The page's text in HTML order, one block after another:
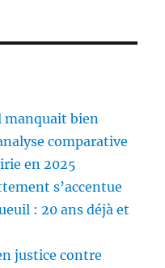
bien
comparative
en 2025
s’accentue
: 20 ans déjà et
justice contre